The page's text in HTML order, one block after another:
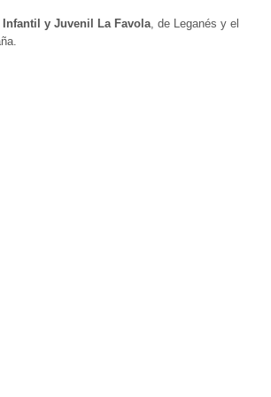
Infantil y Juvenil La Favola, de Leganés y el